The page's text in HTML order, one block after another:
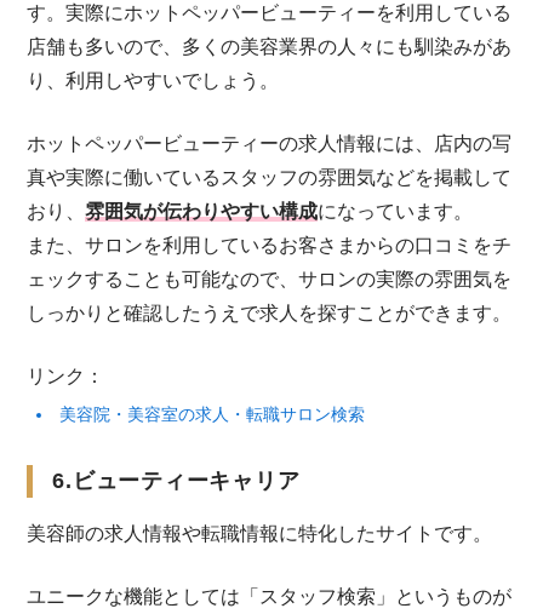
す。実際にホットペッパービューティーを利用している
店舗も多いので、多くの美容業界の人々にも馴染みがあ
り、利用しやすいでしょう。
ホットペッパービューティーの求人情報には、店内の写
真や実際に働いているスタッフの雰囲気などを掲載して
おり、雰囲気が伝わりやすい構成になっています。
また、サロンを利用しているお客さまからの口コミをチ
ェックすることも可能なので、サロンの実際の雰囲気を
しっかりと確認したうえで求人を探すことができます。
リンク：
美容院・美容室の求人・転職サロン検索
6.ビューティーキャリア
美容師の求人情報や転職情報に特化したサイトです。
ユニークな機能としては「スタッフ検索」というものが